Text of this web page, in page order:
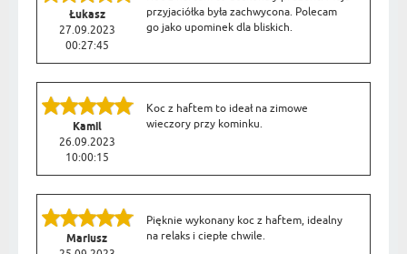
Łukasz
27.09.2023
00:27:45
przyjaciółka była zachwycona. Polecam
go jako upominek dla bliskich.
Kamil
26.09.2023
10:00:15
Koc z haftem to ideał na zimowe
wieczory przy kominku.
Mariusz
Pięknie wykonany koc z haftem, idealny
na relaks i ciepłe chwile.